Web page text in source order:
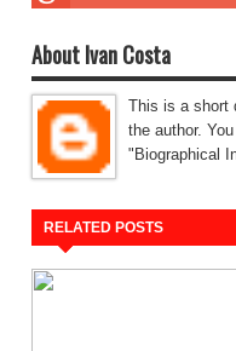
About Ivan Costa
This is a short
the author.
"Biographical
RELATED POSTS